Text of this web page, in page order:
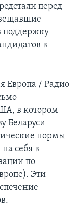
перед
поддержку
в
Европа / Радио
в котором
Беларуси
нормы
себя в
по
Эти